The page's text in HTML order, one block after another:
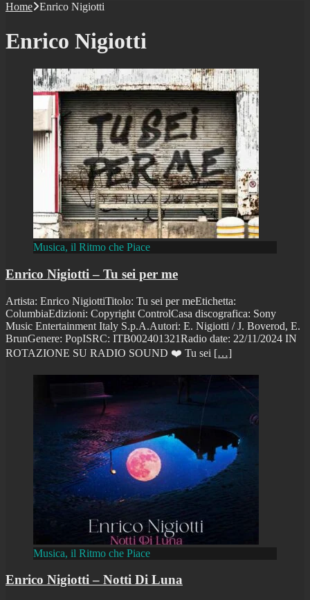
Home Enrico Nigiotti
Enrico Nigiotti
Musica, il Ritmo che Piace
Enrico Nigiotti – Tu sei per me
Artista: Enrico NigiottiTitolo: Tu sei per meEtichetta:
ColumbiaEdizioni: Copyright ControlCasa discografica: Sony
Music Entertainment Italy S.p.A.Autori: E. Nigiotti / J. Boverod, E.
BrunGenere: PopISRC: ITB002401321Radio date: 22/11/2024 IN
ROTAZIONE SU RADIO SOUND ❤️ Tu sei […]
Musica, il Ritmo che Piace
Enrico Nigiotti – Notti Di Luna